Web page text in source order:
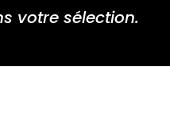
votre sélection.